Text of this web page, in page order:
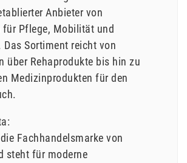
Anbieter von
Pflege, Mobilität und
Das Sortiment reicht von
über Rehaprodukte bis hin zu
Medizinprodukten für den
Fachhandelsmarke von
steht für moderne